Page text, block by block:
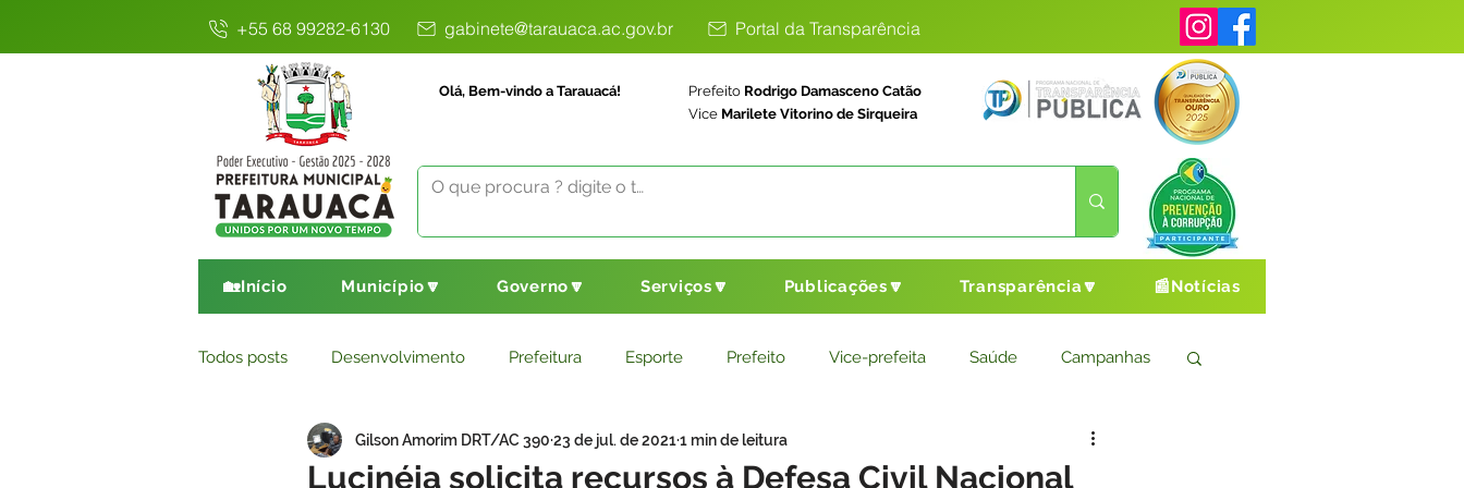
+55 68 99282-6130 gabinete@tarauaca.ac.gov.br Portal da Transparência
Olá, Bem-vindo a Tarauacá! Prefeito Rodrigo Damasceno Catão
Vice Marilete Vitorino de Sirqueira
🏡Início Município🔽 Governo🔽 Serviços🔽 Publicações🔽 Transparência🔽 📰Notícias
Todos posts Desenvolvimento Prefeitura Esporte Prefeito Vice-prefeita Saúde Campanhas
Comunicado Educação Saneamento Básico Agricultura Cultura e Esporte
Lucinéia solicita recursos à Defesa Civil Nacional
Gilson Amorim DRT/AC 390 23 de jul. de 20211 min de leitura